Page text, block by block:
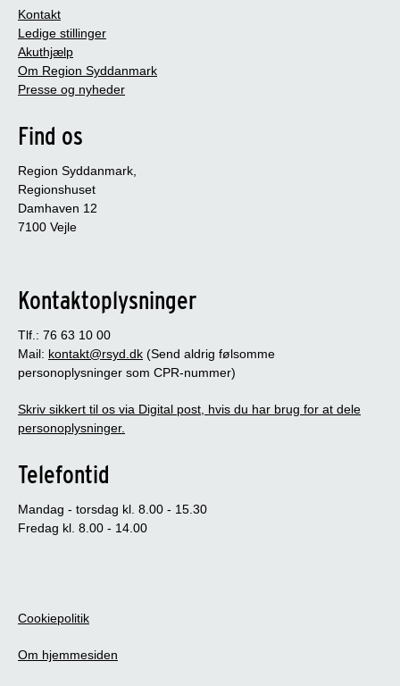
Kontakt
Ledige stillinger
Akuthjælp
Om Region Syddanmark
Presse og nyheder
Find os
Region Syddanmark,
Regionshuset
Damhaven 12
7100 Vejle
Kontaktoplysninger
Tlf.: 76 63 10 00
Mail: kontakt@rsyd.dk (Send aldrig følsomme
personoplysninger som CPR-nummer)
Skriv sikkert til os via Digital post, hvis du har brug for at dele
personoplysninger.
Telefontid
Mandag - torsdag kl. 8.00 - 15.30
Fredag kl. 8.00 - 14.00
Cookiepolitik
Om hjemmesiden